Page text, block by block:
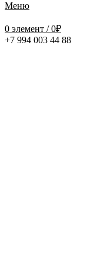
Меню
0 элемент / 0₽
+7 994 003 44 88
-40%